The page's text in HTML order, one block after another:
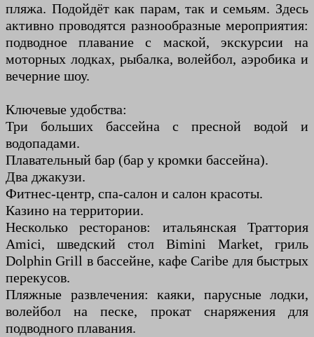
пляжа. Подойдёт как парам, так и семьям. Здесь
активно проводятся разнообразные мероприятия:
подводное плавание с маской, экскурсии на
моторных лодках, рыбалка, волейбол, аэробика и
вечерние шоу.
Ключевые удобства:
Три больших бассейна с пресной водой и
водопадами.
Плавательный бар (бар у кромки бассейна).
Два джакузи.
Фитнес-центр, спа-салон и салон красоты.
Казино на территории.
Несколько ресторанов: итальянская Траттория
Amici, шведский стол Bimini Market, гриль
Dolphin Grill в бассейне, кафе Caribe для быстрых
перекусов.
Пляжные развлечения: каяки, парусные лодки,
волейбол на песке, прокат снаряжения для
подводного плавания.